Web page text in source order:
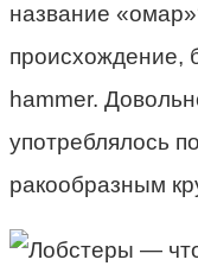
название
происхождение,
hammer.
употреблялось
ракообразным